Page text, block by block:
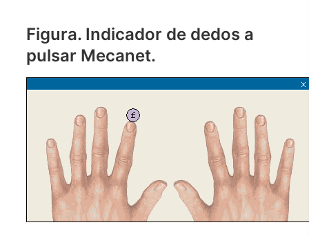
Figura. Indicador de dedos a
pulsar Mecanet.